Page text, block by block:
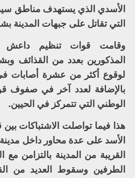
الأسدي الذي يستهدف مناطق
التي تقاتل على جبهات المدينة
وقامت قوات تنظيم داعش
المذكورين بعدد من القذائف
لوقوع أكثر من عشرة أصابات
بالإضافة لعدد آخر في صفوف
الوطني التي تتمركز في الحيين.
هذا فيما تواصلت الاشتباكات
الأسد على عدة محاور داخل
القريبة من المدينة بالتزامن
الطرفين وسقوط العديد من